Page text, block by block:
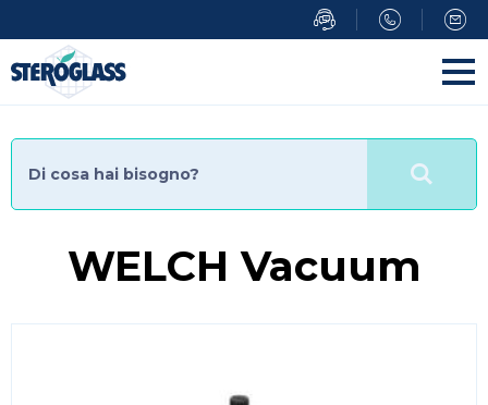
al
contenuto
principale
WELCH Vacuum